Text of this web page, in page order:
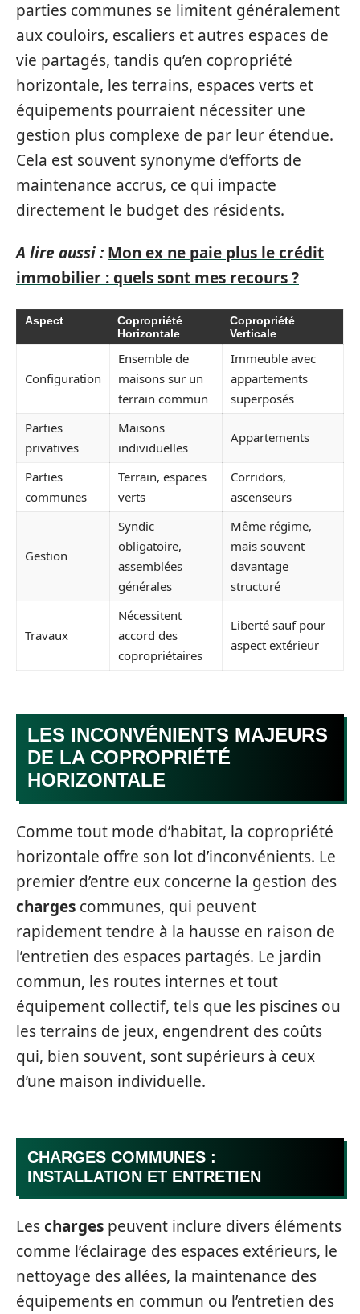
parties communes se limitent généralement
aux couloirs, escaliers et autres espaces de
vie partagés, tandis qu’en copropriété
horizontale, les terrains, espaces verts et
équipements pourraient nécessiter une
gestion plus complexe de par leur étendue.
Cela est souvent synonyme d’efforts de
maintenance accrus, ce qui impacte
directement le budget des résidents.
A lire aussi : Mon ex ne paie plus le crédit
immobilier : quels sont mes recours ?
Aspect
Copropriété
Horizontale
Copropriété
Verticale
Configuration
Ensemble de
maisons sur un
terrain commun
Immeuble avec
appartements
superposés
Parties
privatives
Maisons
individuelles
Appartements
Parties
communes
Terrain, espaces
verts
Corridors,
ascenseurs
Gestion
Syndic
obligatoire,
assemblées
générales
Même régime,
mais souvent
davantage
structuré
Travaux
Nécessitent
accord des
copropriétaires
Liberté sauf pour
aspect extérieur
LES INCONVÉNIENTS MAJEURS
DE LA COPROPRIÉTÉ
HORIZONTALE
Comme tout mode d’habitat, la copropriété
horizontale offre son lot d’inconvénients. Le
premier d’entre eux concerne la gestion des
charges communes, qui peuvent
rapidement tendre à la hausse en raison de
l’entretien des espaces partagés. Le jardin
commun, les routes internes et tout
équipement collectif, tels que les piscines ou
les terrains de jeux, engendrent des coûts
qui, bien souvent, sont supérieurs à ceux
d’une maison individuelle.
CHARGES COMMUNES :
INSTALLATION ET ENTRETIEN
Lescharges peuvent inclure divers éléments
comme l’éclairage des espaces extérieurs, le
nettoyage des allées, la maintenance des
équipements en commun ou l’entretien des